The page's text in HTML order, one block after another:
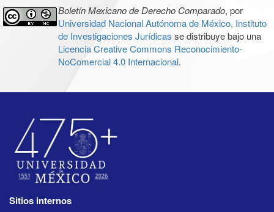
Boletín Mexicano de Derecho Comparado, por
Universidad Nacional Autónoma de México, Instituto
de Investigaciones Jurídicas se distribuye bajo una
Licencia Creative Commons Reconocimiento-
NoComercial 4.0 Internacional.
Sitios internos